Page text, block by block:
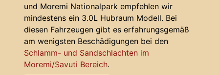
und Moremi Nationalpark empfehlen wir
mindestens ein 3.0L Hubraum Modell. Bei
diesen Fahrzeugen gibt es erfahrungsgemäß
am wenigsten Beschädigungen bei den
Schlamm- und Sandschlachten im
Moremi/Savuti Bereich.